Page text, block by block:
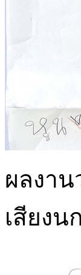
ผลงา
เสียง